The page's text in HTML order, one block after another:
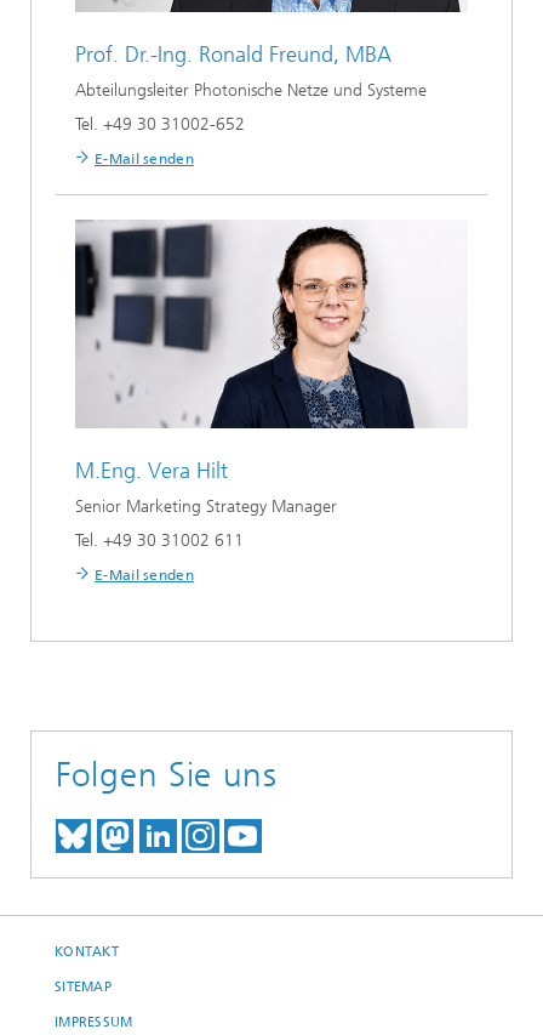
Prof. Dr.-Ing. Ronald Freund, MBA
Abteilungsleiter Photonische Netze und Systeme
Tel. +49 30 31002-652
E-Mail senden
M.Eng. Vera Hilt
Senior Marketing Strategy Manager
Tel. +49 30 31002 611
E-Mail senden
Folgen Sie uns
TREFFEN SIE UNS AUF BLUESKY
TREFFEN SIE UNS AUF
TREFFEN SIE UNS BEI
BESUCHEN SIE UNSER
UNSER VIDEO-
KONTAKT
SITEMAP
IMPRESSUM